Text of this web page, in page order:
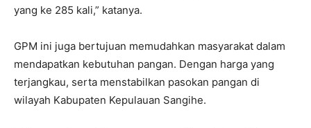
yang ke 285 kali,” katanya.
GPM ini juga bertujuan memudahkan masyarakat dalam
mendapatkan kebutuhan pangan. Dengan harga yang
terjangkau, serta menstabilkan pasokan pangan di
wilayah Kabupaten Kepulauan Sangihe.